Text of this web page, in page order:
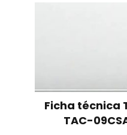
Ficha técnica
TAC-